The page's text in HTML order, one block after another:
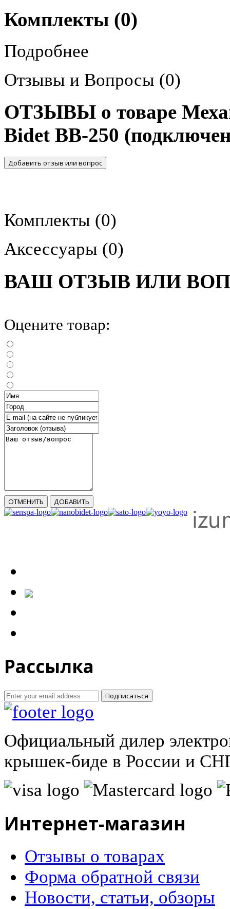
Комплекты (0)
Подробнее
Отзывы и Вопросы (0)
ОТЗЫВЫ о товаре
Bidet BВ-250
Добавить отзыв или вопрос
Комплекты (0)
Аксессуары (0)
ВАШ ОТЗЫВ ИЛИ
Оцените товар:
ОТМЕНИТЬ ДОБАВИТЬ
Рассылка
Подписаться
Официальный дилер
крышек-биде в России и
Интернет-магазин
Отзывы о товарах
Форма обратной связи
Новости, статьи, обзоры